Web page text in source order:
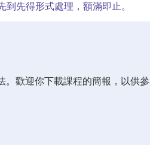
先得形式處理，額滿即止。
歡迎你下載課程的簡報，以供參